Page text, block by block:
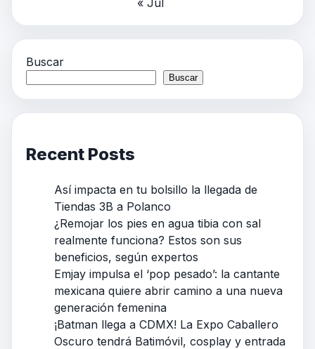
Buscar
Buscar
Recent Posts
Así impacta en tu bolsillo la llegada de
Tiendas 3B a Polanco
¿Remojar los pies en agua tibia con sal
realmente funciona? Estos son sus
beneficios, según expertos
Emjay impulsa el ‘pop pesado’: la cantante
mexicana quiere abrir camino a una nueva
generación femenina
¡Batman llega a CDMX! La Expo Caballero
Oscuro tendrá Batimóvil, cosplay y entrada